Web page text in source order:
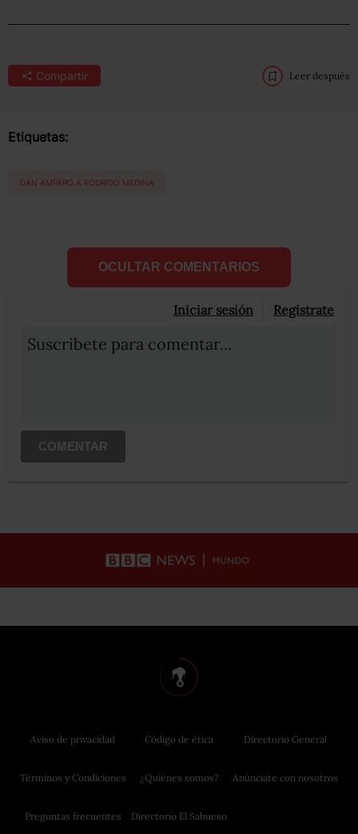
Compartir Leer después
Etiquetas:
DAN AMPARO A RODRIGO MEDINA
OCULTAR COMENTARIOS
Iniciar sesión Registrate
Suscribete para comentar...
COMENTAR
Aviso de privacidad
Términos y Condiciones
Preguntas frecuentes
Código de ética
¿Quiénes somos?
Directorio El Sabueso
Directorio General
Anúnciate con nosotros